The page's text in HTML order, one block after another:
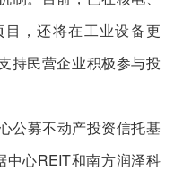
，还将在工业设备更
持民营企业积极参与投
公募不动产投资信托基
心REIT和南方润泽科